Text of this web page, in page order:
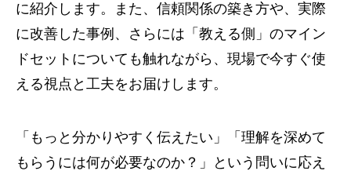
に紹介します。また、信頼関係の築き方や、実際
に改善した事例、さらには「教える側」のマイン
ドセットについても触れながら、現場で今すぐ使
える視点と工夫をお届けします。
「もっと分かりやすく伝えたい」「理解を深めて
もらうには何が必要なのか？」という問いに応え